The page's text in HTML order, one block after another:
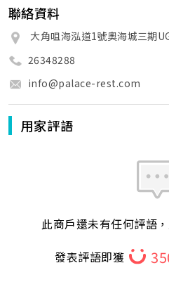
聯絡資料
大角咀海泓道1號奧海城三期
26348288
info@palace-rest.com
用家評語
此商戶還未有任何評語
發表評語即獲